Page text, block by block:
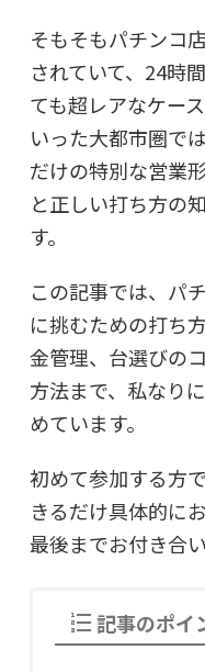
そもそもパチンコ
されていて、24時
ても超レアなケー
いった大都市圏で
だけの特別な営業
と正しい打ち方の
す。
この記事では、パ
に挑むための打ち
金管理、台選びの
方法まで、私なり
めています。
初めて参加する方
きるだけ具体的に
最後までお付き合
記事のポイ